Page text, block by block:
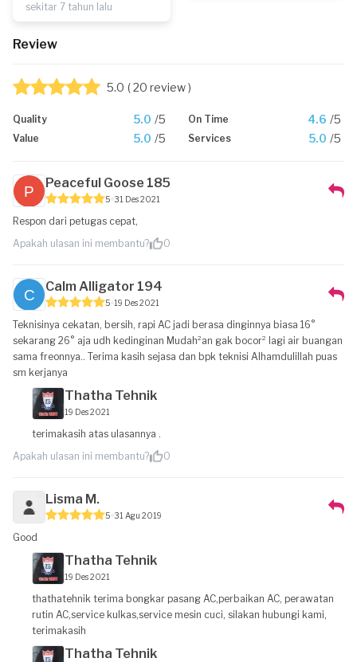
sekitar 7 tahun lalu
Review
5.0 ( 20 review )
Quality 5.0 /5 On Time 4.6 /5
Value 5.0 /5 Services 5.0 /5
Peaceful Goose 185
5 31 Des 2021
Respon dari petugas cepat,
Apakah ulasan ini membantu?
0
Calm Alligator 194
5 19 Des 2021
Teknisinya cekatan, bersih, rapi AC jadi berasa dinginnya biasa 16°
sekarang 26° aja udh kedinginan Mudah²an gak bocor² lagi air buangan
sama freonnya.. Terima kasih sejasa dan bpk teknisi Alhamdulillah puas
sm kerjanya
Thatha Tehnik
19 Des 2021
terimakasih atas ulasannya .
Apakah ulasan ini membantu?
0
Lisma M.
5 31 Agu 2019
Good
Thatha Tehnik
19 Des 2021
thathatehnik terima bongkar pasang AC,perbaikan AC, perawatan
rutin AC,service kulkas,service mesin cuci, silakan hubungi kami,
terimakasih
Thatha Tehnik